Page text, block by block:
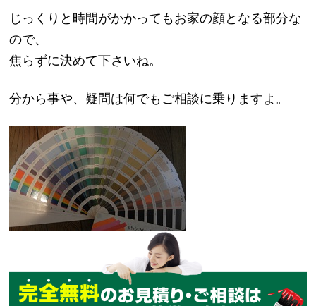
じっくりと時間がかかってもお家の顔となる部分な
ので、
焦らずに決めて下さいね。
分から事や、疑問は何でもご相談に乗りますよ。